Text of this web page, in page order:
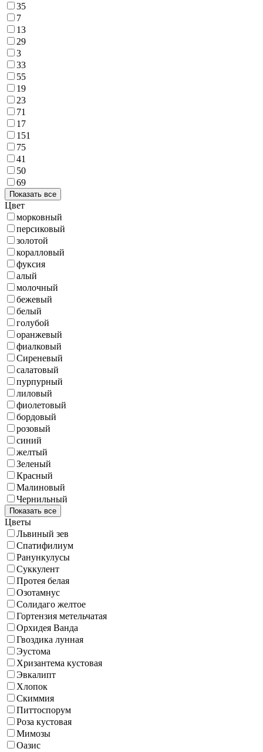
35
7
13
29
3
33
55
19
23
71
17
151
75
41
50
69
Показать все
Цвет
морковный
персиковый
золотой
коралловый
фуксия
алый
молочный
бежевый
белый
голубой
оранжевый
фиалковый
Сиреневый
салатовый
пурпурный
лиловый
фиолетовый
бордовый
розовый
синий
желтый
Зеленый
Красный
Малиновый
Чернильный
Показать все
Цветы
Львиный зев
Спатифилиум
Ранункулусы
Суккулент
Протея белая
Озотамнус
Солидаго желтое
Гортензия метельчатая
Орхидея Ванда
Гвоздика лунная
Эустома
Хризантема кустовая
Эвкалипт
Хлопок
Скиммия
Питтоспорум
Роза кустовая
Мимозы
Оазис